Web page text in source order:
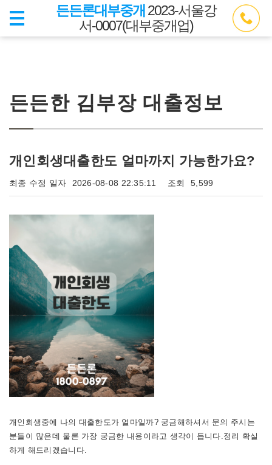
든든론대부중개 2023-서울강
서-0007(대부중개업)
든든한 김부장 대출정보
개인회생대출한도 얼마까지 가능한가요?
최종 수정 일자 2026-08-08 22:35:11 조회 5,599
개인회생중에 나의 대출한도가 얼마일까? 궁금해하셔서 문의 주시는
분들이 많은데 물론 가장 궁금한 내용이라고 생각이 듭니다.정리 확실
하게 해드리겠습니다.